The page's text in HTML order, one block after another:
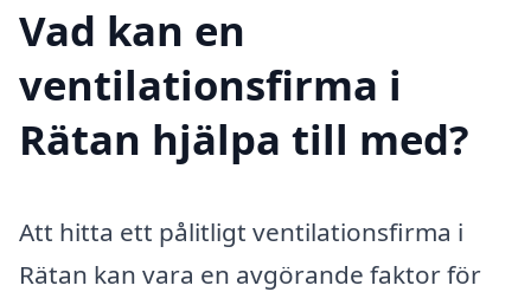
Vad kan en
ventilationsfirma i
Rätan hjälpa till med?
Att hitta ett pålitligt ventilationsfirma i
Rätan kan vara en avgörande faktor för